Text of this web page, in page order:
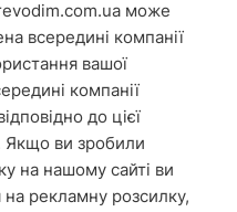
може
всередині компанії
вашої
компанії
до цієї
Якщо ви зробили
на нашому сайті ви
рекламну розсилку,